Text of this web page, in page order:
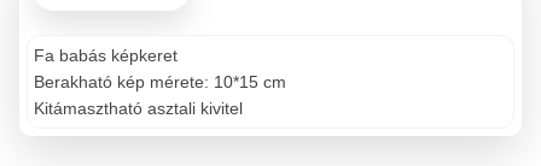
Fa babás képkeret
Berakható kép mérete: 10*15 cm
Kitámasztható asztali kivitel